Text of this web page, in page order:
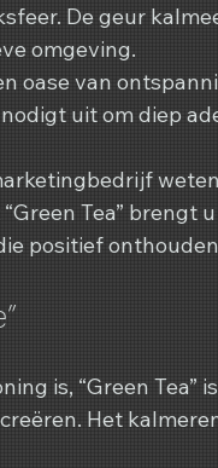
De geur
omgeving.
oase van
uit om diep
Tea” brengt
positief
is, “Green Tea”
Het